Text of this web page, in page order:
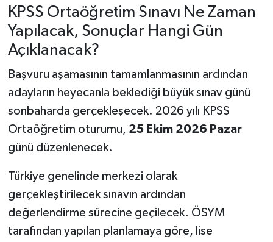
KPSS Ortaöğretim Sınavı Ne Zaman
Yapılacak, Sonuçlar Hangi Gün
Açıklanacak?
Başvuru aşamasının tamamlanmasının ardından
adayların heyecanla beklediği büyük sınav günü
sonbaharda gerçekleşecek. 2026 yılı KPSS
Ortaöğretim oturumu, 25 Ekim 2026 Pazar
günü düzenlenecek.
Türkiye genelinde merkezi olarak
gerçekleştirilecek sınavın ardından
değerlendirme sürecine geçilecek. ÖSYM
tarafından yapılan planlamaya göre, lise